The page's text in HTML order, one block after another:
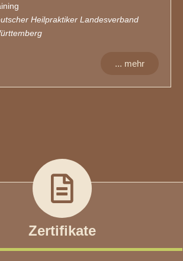
Heilpraktiker Landesverband
... mehr
Zertifikate